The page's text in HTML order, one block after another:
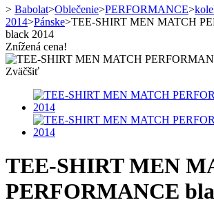
> Babolat>Oblečenie>PERFORMANCE>
2014>Pánske>TEE-SHIRT MEN MATCH
black 2014
Znížená cena!
Zväčšiť
TEE-SHIRT MEN
PERFORMANCE